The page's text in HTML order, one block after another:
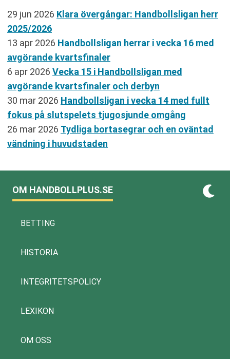
29 jun 2026 Klara övergångar: Handbollsligan herr
2025/2026
13 apr 2026 Handbollsligan herrar i vecka 16 med
avgörande kvartsfinaler
6 apr 2026 Vecka 15 i Handbollsligan med
avgörande kvartsfinaler och derbyn
30 mar 2026 Handbollsligan i vecka 14 med fullt
fokus på slutspelets tjugosjunde omgång
26 mar 2026 Tydliga bortasegrar och en oväntad
vändning i huvudstaden
OM HANDBOLLPLUS.SE
BETTING
HISTORIA
INTEGRITETSPOLICY
LEXIKON
OM OSS